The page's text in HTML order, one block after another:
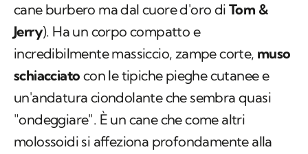
cane burbero ma dal cuore d'oro di Tom &
Jerry). Ha un corpo compatto e
incredibilmente massiccio, zampe corte, muso
schiacciato con le tipiche pieghe cutanee e
un'andatura ciondolante che sembra quasi
"ondeggiare". È un cane che come altri
molossoidi si affeziona profondamente alla